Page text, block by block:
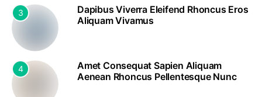
3
Dapibus Viverra Eleifend Rhoncus Eros
Aliquam Vivamus
4
Amet Consequat Sapien Aliquam
Aenean Rhoncus Pellentesque Nunc